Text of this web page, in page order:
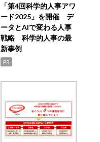
「第4回科学的人事アワ
ード2025」を開催 デ
ータとAIで変わる人事
戦略 科学的人事の最
新事例
PR